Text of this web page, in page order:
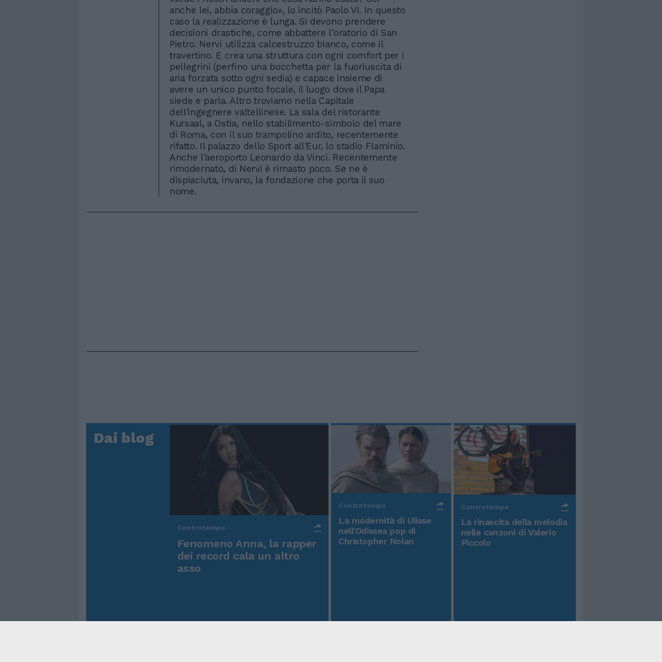
anche lei, abbia coraggio», lo incitò Paolo VI. In questo
caso la realizzazione è lunga. Si devono prendere
decisioni drastiche, come abbattere l'oratorio di San
Pietro. Nervi utilizza calcestruzzo bianco, come il
travertino. E crea una struttura con ogni comfort per i
pellegrini (perfino una bocchetta per la fuoriuscita di
aria forzata sotto ogni sedia) e capace insieme di
avere un unico punto focale, il luogo dove il Papa
siede e parla. Altro troviamo nella Capitale
dell'ingegnere valtellinese. La sala del ristorante
Kursaal, a Ostia, nello stabilimento-simbolo del mare
di Roma, con il suo trampolino ardito, recentemente
rifatto. Il palazzo dello Sport all'Eur, lo stadio Flaminio.
Anche l'aeroporto Leonardo da Vinci. Recentemente
rimodernato, di Nervi è rimasto poco. Se ne è
dispiaciuta, invano, la fondazione che porta il suo
nome.
Dai blog
Controtempo
Fenomeno Anna, la rapper
dei record cala un altro
asso
Controtempo
La modernità di Ulisse
nell'Odissea pop di
Christopher Nolan
Controtempo
La rinascita della melodia
nelle canzoni di Valerio
Piccolo